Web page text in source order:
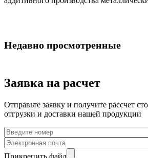
Недавно просмотренные
Заявка на расчет
Отправьте заявку и получите рассчет
отгрузки и доставки нашей продукции